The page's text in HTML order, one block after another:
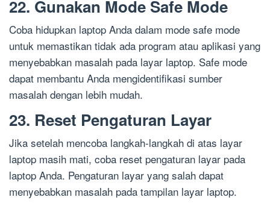
22. Gunakan Mode Safe Mode
Coba hidupkan laptop Anda dalam mode safe mode
untuk memastikan tidak ada program atau aplikasi yang
menyebabkan masalah pada layar laptop. Safe mode
dapat membantu Anda mengidentifikasi sumber
masalah dengan lebih mudah.
23. Reset Pengaturan Layar
Jika setelah mencoba langkah-langkah di atas layar
laptop masih mati, coba reset pengaturan layar pada
laptop Anda. Pengaturan layar yang salah dapat
menyebabkan masalah pada tampilan layar laptop.